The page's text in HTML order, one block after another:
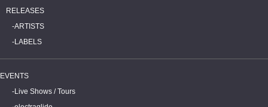
RELEASES
ARTISTS
LABELS
EVENTS
Live Shows / Tours